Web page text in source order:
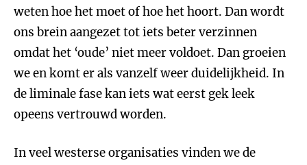
weten hoe het moet of hoe het hoort. Dan wordt
ons brein aangezet tot iets beter verzinnen
omdat het ‘oude’ niet meer voldoet. Dan groeien
we en komt er als vanzelf weer duidelijkheid. In
de liminale fase kan iets wat eerst gek leek
opeens vertrouwd worden.
In veel westerse organisaties vinden we de